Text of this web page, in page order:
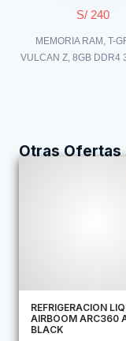
S/ 240
MEMORIA RAM, T-
VULCAN Z, 8GB DDR4
Otras Ofertas
REFRIGERACION
AIRBOOM ARC360
BLACK